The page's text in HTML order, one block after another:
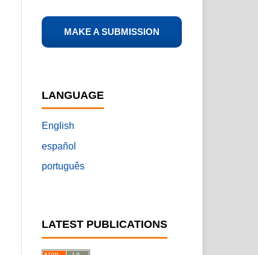
MAKE A SUBMISSION
LANGUAGE
English
español
português
LATEST PUBLICATIONS